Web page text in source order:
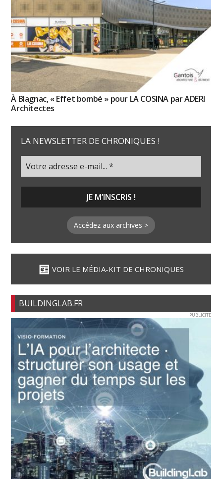
À Blagnac, « Effet bombé » pour LA COSINA par ADERI
Architectes
LA NEWSLETTER DE CHRONIQUES !
Accédez aux archives >
VOIR LE MÉDIA-KIT DE CHRONIQUES
BUILDINGLAB.FR
PUBLICITE